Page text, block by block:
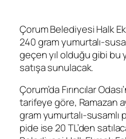
Çorum Belediyesi Halk
240 gram yumurtalı-
geçen yıl olduğu gibi bu
satışa sunulacak.
Çorum’da Fırıncılar
tarifeye göre, Ramazan
gram yumurtalı-susamlı
pide ise 20 TL’den